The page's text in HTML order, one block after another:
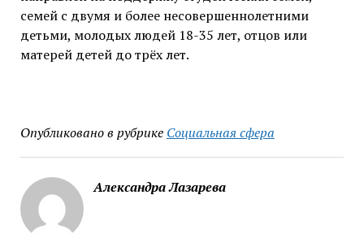
семей с двумя и более несовершеннолетними
детьми, молодых людей 18-35 лет, отцов или
матерей детей до трёх лет.
Опубликовано в рубрике Социальная сфера
Александра Лазарева